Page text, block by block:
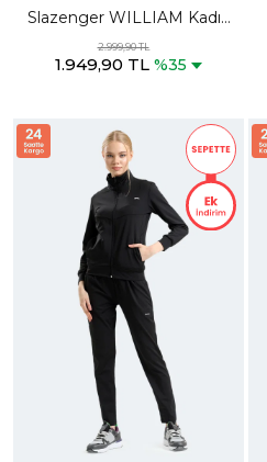
Slazenger WILLIAM Kadın
Lila Koşu & Yürüyüş Spor
Ayakkabısı
2.999,90 TL
1.949,90 TL %35